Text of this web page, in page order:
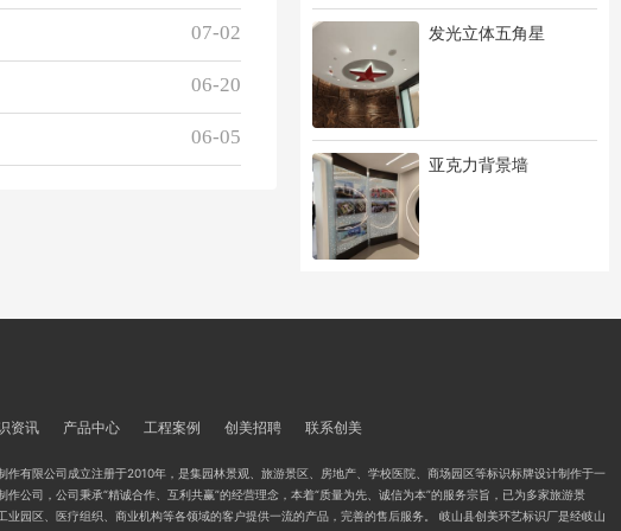
发光立体五角星
亚克力背景墙
07-02
06-20
06-05
资讯 产品中心 工程案例 创美招聘 联系创美
作有限公司成立注册于2010年，是集园林景观、旅游景区、房地产、学校医院、商场园区等标识标牌设计制作于一
作公司，公司秉承“精诚合作、互利共赢”的经营理念，本着“质量为先、诚信为本”的服务宗旨，已为多家旅游景
业园区、医疗组织、商业机构等各领域的客户提供一流的产品，完善的售后服务。 岐山县创美环艺标识厂是经岐山